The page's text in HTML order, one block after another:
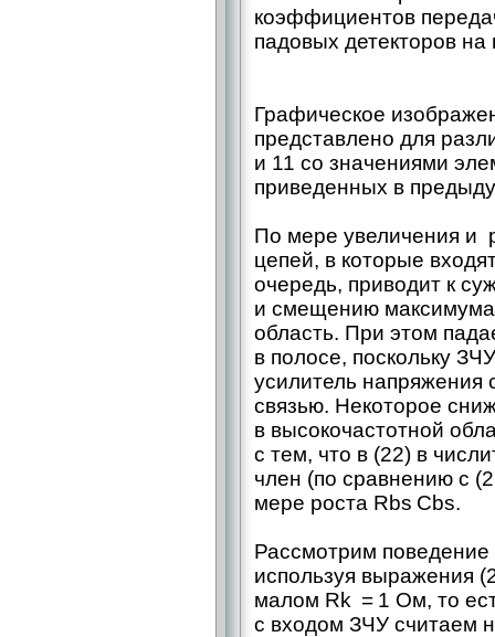
коэффициентов
падовых детекторов
Графическое
представлено для
и 11 cо значениями
приведенных в
По мере увеличения и
цепей, в которые
очередь, приводит к
и смещению максимума
область. При этом
в полосе, поскольку
усилитель напряжения
связью. Некоторое
в высокочастотной
с тем, что в (22) в
член (по сравнению с
мере роста Rbs Cbs.
Рассмотрим
используя выражения
малом Rk = 1 Ом, то
с входом ЗЧУ считаем